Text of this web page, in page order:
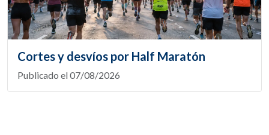
Cortes y desvíos por Half Maratón
Publicado el 07/08/2026